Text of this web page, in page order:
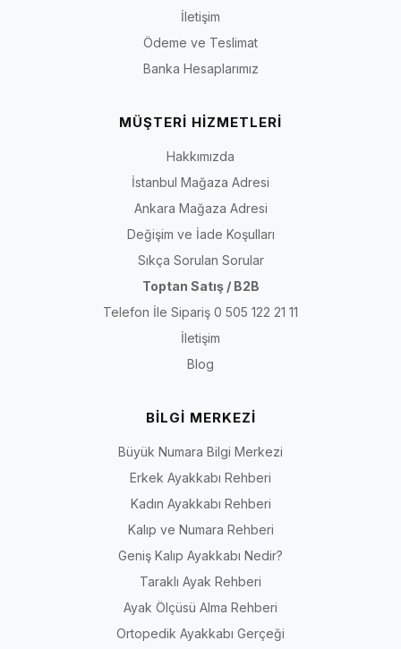
İletişim
Ödeme ve Teslimat
Banka Hesaplarımız
MÜŞTERİ HİZMETLERİ
Hakkımızda
İstanbul Mağaza Adresi
Ankara Mağaza Adresi
Değişim ve İade Koşulları
Sıkça Sorulan Sorular
Toptan Satış / B2B
Telefon İle Sipariş 0 505 122 21 11
İletişim
Blog
BİLGİ MERKEZİ
Büyük Numara Bilgi Merkezi
Erkek Ayakkabı Rehberi
Kadın Ayakkabı Rehberi
Kalıp ve Numara Rehberi
Geniş Kalıp Ayakkabı Nedir?
Taraklı Ayak Rehberi
Ayak Ölçüsü Alma Rehberi
Ortopedik Ayakkabı Gerçeği